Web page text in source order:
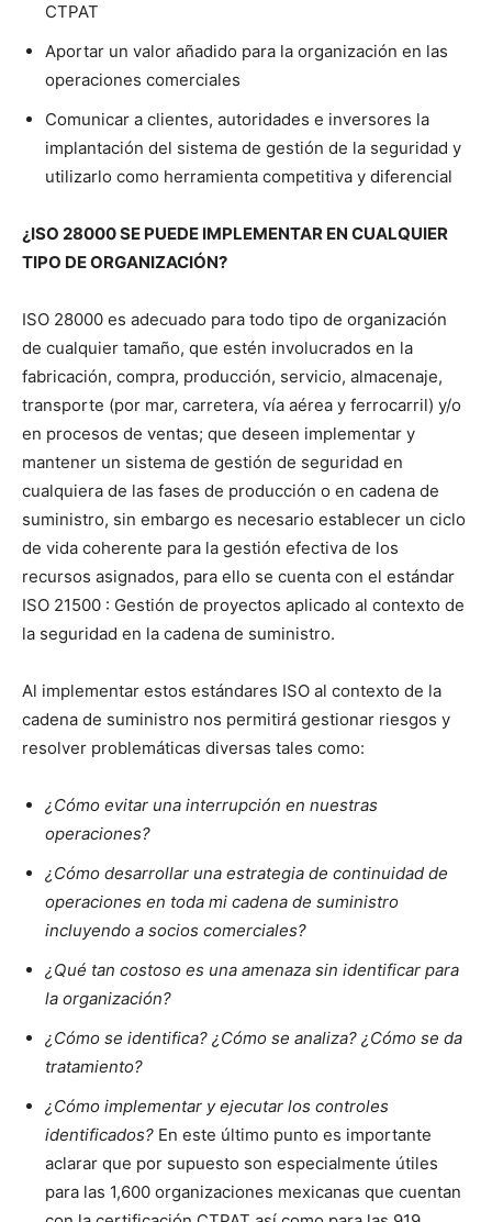
CTPAT
Aportar un valor añadido para la organización en las
operaciones comerciales
Comunicar a clientes, autoridades e inversores la
implantación del sistema de gestión de la seguridad y
utilizarlo como herramienta competitiva y diferencial
¿ISO 28000 SE PUEDE IMPLEMENTAR EN CUALQUIER
TIPO DE ORGANIZACIÓN?
ISO 28000 es adecuado para todo tipo de organización
de cualquier tamaño, que estén involucrados en la
fabricación, compra, producción, servicio, almacenaje,
transporte (por mar, carretera, vía aérea y ferrocarril) y/o
en procesos de ventas; que deseen implementar y
mantener un sistema de gestión de seguridad en
cualquiera de las fases de producción o en cadena de
suministro, sin embargo es necesario establecer un ciclo
de vida coherente para la gestión efectiva de los
recursos asignados, para ello se cuenta con el estándar
ISO 21500 : Gestión de proyectos aplicado al contexto de
la seguridad en la cadena de suministro.
Al implementar estos estándares ISO al contexto de la
cadena de suministro nos permitirá gestionar riesgos y
resolver problemáticas diversas tales como:
¿Cómo evitar una interrupción en nuestras
operaciones?
¿Cómo desarrollar una estrategia de continuidad de
operaciones en toda mi cadena de suministro
incluyendo a socios comerciales?
¿Qué tan costoso es una amenaza sin identificar para
la organización?
¿Cómo se identifica? ¿Cómo se analiza? ¿Cómo se da
tratamiento?
¿Cómo implementar y ejecutar los controles
identificados? En este último punto es importante
aclarar que por supuesto son especialmente útiles
para las 1,600 organizaciones mexicanas que cuentan